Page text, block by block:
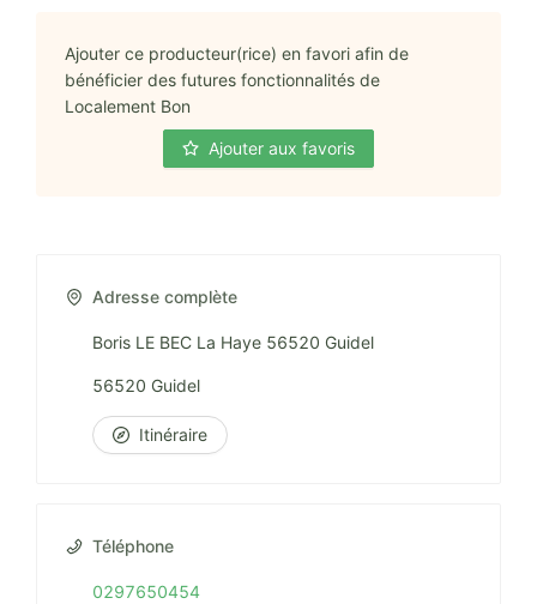
Ajouter ce producteur(rice) en favori afin de
bénéficier des futures fonctionnalités de
Localement Bon
Ajouter aux favoris
Adresse complète
Boris LE BEC La Haye 56520 Guidel
56520 Guidel
Itinéraire
Téléphone
0297650454